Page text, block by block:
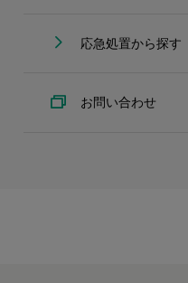
応急処置から探す
お問い合わせ